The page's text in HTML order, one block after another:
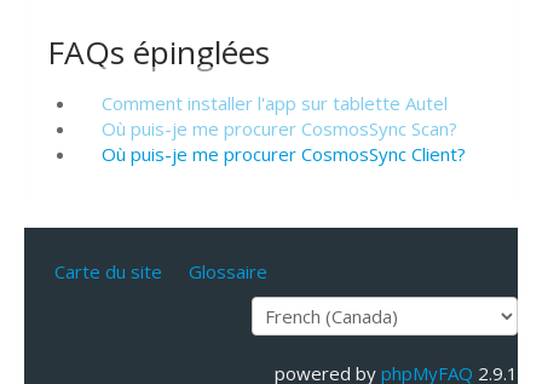
FAQs épinglées
Comment installer l'app sur tablette Autel
Où puis-je me procurer CosmosSync Scan?
Où puis-je me procurer CosmosSync Client?
Carte du site Glossaire
powered by phpMyFAQ 2.9.1